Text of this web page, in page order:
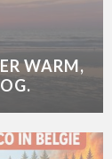
WARM,